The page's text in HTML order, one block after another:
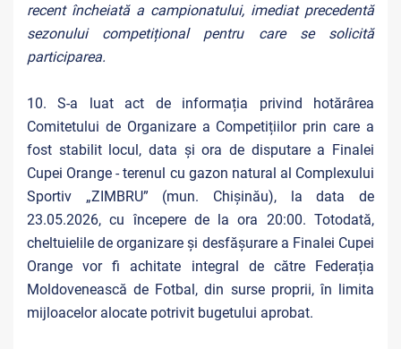
recent încheiată a campionatului, imediat precedentă
sezonului competițional pentru care se solicită
participarea.
10. S-a luat act de informația privind hotărârea
Comitetului de Organizare a Competițiilor prin care a
fost stabilit locul, data și ora de disputare a Finalei
Cupei Orange - terenul cu gazon natural al Complexului
Sportiv „ZIMBRU” (mun. Chișinău), la data de
23.05.2026, cu începere de la ora 20:00. Totodată,
cheltuielile de organizare și desfășurare a Finalei Cupei
Orange vor fi achitate integral de către Federația
Moldovenească de Fotbal, din surse proprii, în limita
mijloacelor alocate potrivit bugetului aprobat.